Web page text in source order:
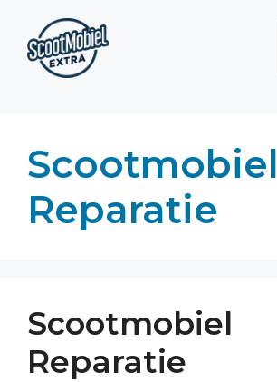
inhoud
Scootmobiel
Reparatie
Scootmobiel
Reparatie